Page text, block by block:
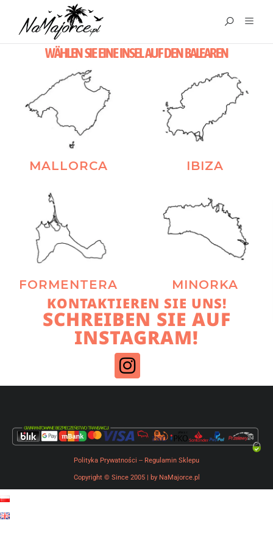
WÄHLEN SIE EINE INSEL AUF DEN BALEAREN
MALLORCA IBIZA
FORMENTERA MINORKA
KONTAKTIEREN SIE UNS!
SCHREIBEN SIE AUF
INSTAGRAM!
Polityka Prywatności -- Regulamin Sklepu
Copyright © Since 2005 | by NaMajorce.pl